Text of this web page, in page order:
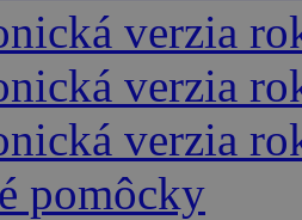
verzia
verzia
verzia
pomôcky